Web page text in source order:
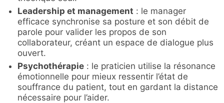
Leadership et management : le manager
efficace synchronise sa posture et son débit de
parole pour valider les propos de son
collaborateur, créant un espace de dialogue plus
ouvert.
Psychothérapie : le praticien utilise la résonance
émotionnelle pour mieux ressentir l’état de
souffrance du patient, tout en gardant la distance
nécessaire pour l’aider.